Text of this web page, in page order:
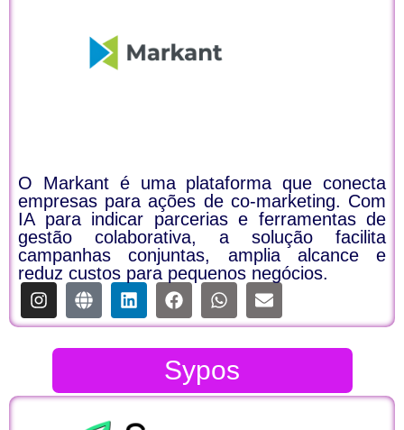
O Markant é uma plataforma que conecta
empresas para ações de co-marketing. Com
IA para indicar parcerias e ferramentas de
gestão colaborativa, a solução facilita
campanhas conjuntas, amplia alcance e
reduz custos para pequenos negócios.
Sypos